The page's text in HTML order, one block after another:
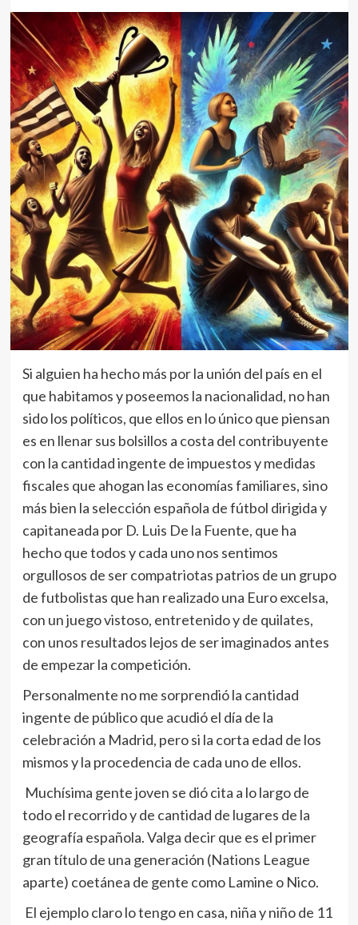
Si alguien ha hecho más por la unión del país en el
que habitamos y poseemos la nacionalidad, no han
sido los políticos, que ellos en lo único que piensan
es en llenar sus bolsillos a costa del contribuyente
con la cantidad ingente de impuestos y medidas
fiscales que ahogan las economías familiares, sino
más bien la selección española de fútbol dirigida y
capitaneada por D. Luis De la Fuente, que ha
hecho que todos y cada uno nos sentimos
orgullosos de ser compatriotas patrios de un grupo
de futbolistas que han realizado una Euro excelsa,
con un juego vistoso, entretenido y de quilates,
con unos resultados lejos de ser imaginados antes
de empezar la competición.
Personalmente no me sorprendió la cantidad
ingente de público que acudió el día de la
celebración a Madrid, pero si la corta edad de los
mismos y la procedencia de cada uno de ellos.
Muchísima gente joven se dió cita a lo largo de
todo el recorrido y de cantidad de lugares de la
geografía española. Valga decir que es el primer
gran título de una generación (Nations League
aparte) coetánea de gente como Lamine o Nico.
El ejemplo claro lo tengo en casa, niña y niño de 11